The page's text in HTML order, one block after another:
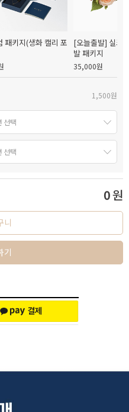
패키지(생화 캘리 포
[오늘출발] 실크
발 패키지
35,000원
1,500원
0원
니
기